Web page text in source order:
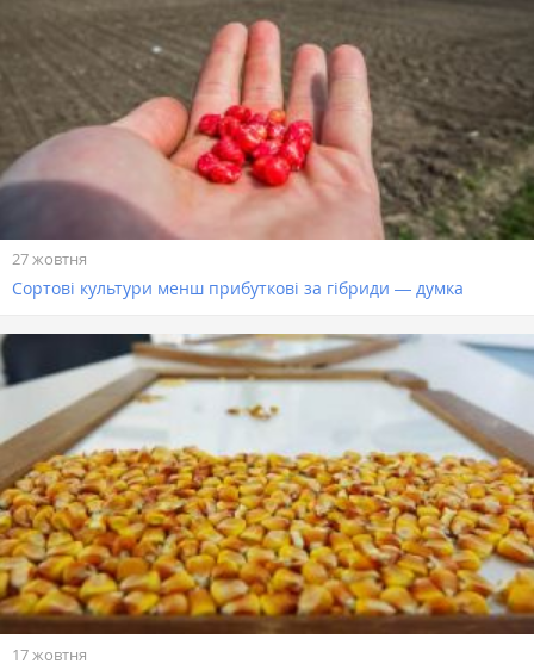
27 жовтня
Сортові культури менш прибуткові за гібриди ― думка
17 жовтня